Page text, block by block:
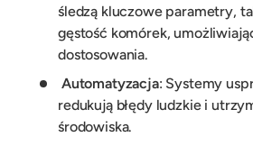
śledzą kluczowe parametry,
gęstość komórek,
dostosowania.
Automatyzacja: Systemy
redukują błędy ludzkie i
środowiska.